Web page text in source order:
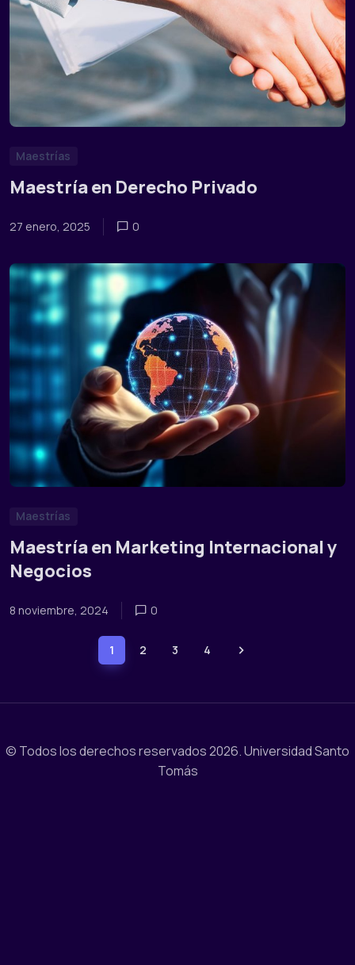
Maestrías
Maestría en Derecho Privado
27 enero, 2025 0
Maestrías
Maestría en Marketing Internacional y
Negocios
8 noviembre, 2024 0
1 2 3 4
© Todos los derechos reservados 2026.Universidad Santo
Tomás